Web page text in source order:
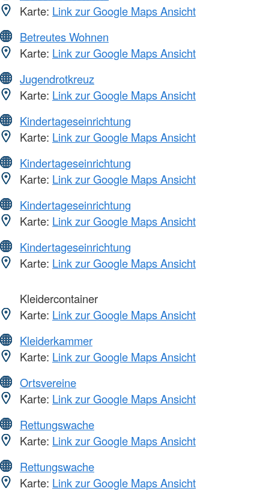
Karte: Link zur Google Maps Ansicht
Betreutes Wohnen
Karte: Link zur Google Maps Ansicht
Jugendrotkreuz
Karte: Link zur Google Maps Ansicht
Kindertageseinrichtung
Karte: Link zur Google Maps Ansicht
Kindertageseinrichtung
Karte: Link zur Google Maps Ansicht
Kindertageseinrichtung
Karte: Link zur Google Maps Ansicht
Kindertageseinrichtung
Karte: Link zur Google Maps Ansicht
Kleidercontainer
Karte: Link zur Google Maps Ansicht
Kleiderkammer
Karte: Link zur Google Maps Ansicht
Ortsvereine
Karte: Link zur Google Maps Ansicht
Rettungswache
Karte: Link zur Google Maps Ansicht
Rettungswache
Karte: Link zur Google Maps Ansicht